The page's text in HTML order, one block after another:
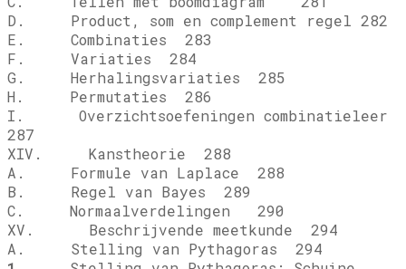
D. Product, som en complement regel 282
E. Combinaties 283
F. Variaties 284
G. Herhalingsvariaties 285
H. Permutaties 286
I. Overzichtsoefeningen combinatieleer
287
XIV. Kanstheorie 288
A. Formule van Laplace 288
B. Regel van Bayes 289
C. Normaalverdelingen 290
XV. Beschrijvende meetkunde 294
A. Stelling van Pythagoras 294